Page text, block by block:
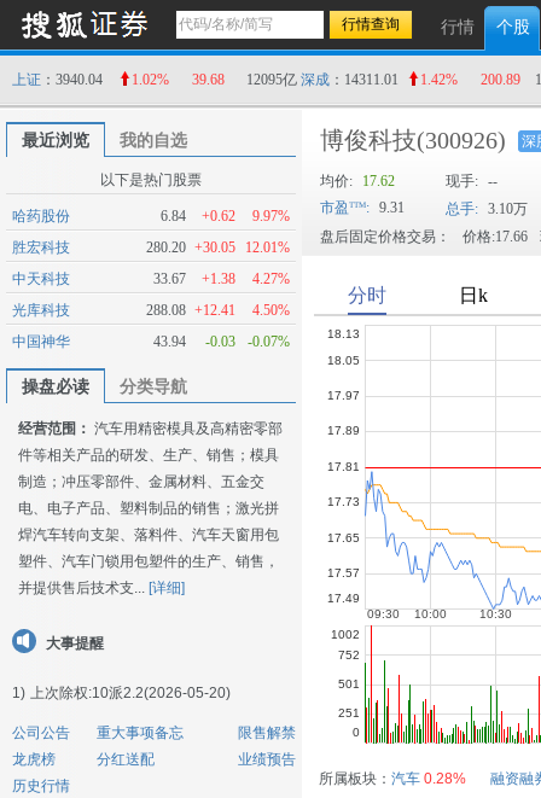
行情 个股
上证 ：3940.04 1.02% 39.68 12095亿 深成 ：14311.01 1.42% 200.89
最近浏览 我的自选
以下是热门股票
哈药股份 6.84 +0.62
9.97%
胜宏科技
280.20 +30.05
12.01%
中天科技
33.67 +1.38
4.27%
光库科技
288.08 +12.41
4.50%
中国神华
43.94 -0.03 -0.07%
操盘必读 分类导航
经营范围： 汽车用精密模具及高精密零部
件等相关产品的研发、生产、销售；模具
制造；冲压零部件、金属材料、五金交
电、电子产品、塑料制品的销售；激光拼
焊汽车转向支架、落料件、汽车天窗用包
塑件、汽车门锁用包塑件的生产、销售，
并提供售后技术支... [详细]
大事提醒
1) 上次除权:10派2.2(2026-05-20)
公司公告 重大事项备忘
限售解禁
龙虎榜
分红送配
业绩预告
历史行情
博俊科技(300926) 深
均价: 17.62 现手: --
市盈
: 9.31 总手: 3.10万
盘后固定价格交易：
价格:17.66
所属板块： 汽车 0.28%
融资融